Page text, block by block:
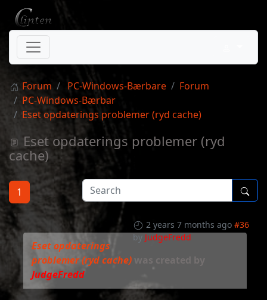
Forum PC-Windows-Bærbare
Forum
PC-Windows-Bærbar
Eset opdaterings problemer (ryd cache)
Eset opdaterings problemer (ryd
cache)
1
2 years 7 months ago #36
by JudgeFredd
Eset opdaterings
problemer (ryd cache) was created by
JudgeFredd